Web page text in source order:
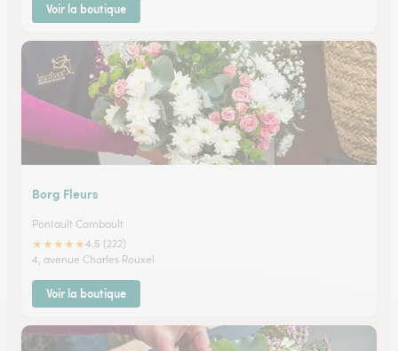
Voir la boutique
Borg Fleurs
Pontault Combault
★★★★★4.5 (222)
4, avenue Charles Rouxel
Voir la boutique